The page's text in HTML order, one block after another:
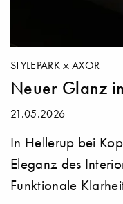
STYLEPARK AXOR
Neuer Glanz
21.05.2026
In Hellerup bei
Eleganz des
Funktionale